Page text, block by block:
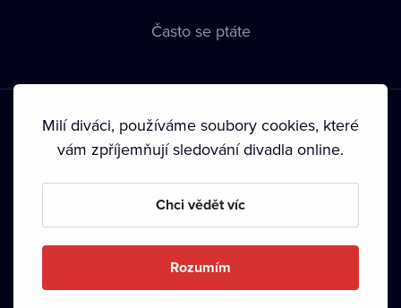
Často se ptáte
Podmínky používání • Ochrana soukromí • Zásady používání
• Autorská práva•
Milí diváci, používáme soubory cookies, které
vám zpříjemňují sledování divadla online.
Chci vědět víc
Rozumím